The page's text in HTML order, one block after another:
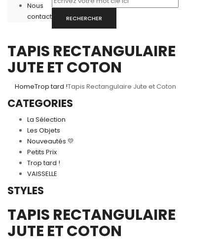
Nous
contacter
RECHERCHER
TAPIS RECTANGULAIRE
JUTE ET COTON
HomeTrop tard !Tapis Rectangulaire Jute et Coton
CATEGORIES
La Sélection
Les Objets
Nouveautés 💛
Petits Prix
Trop tard !
VAISSELLE
STYLES
TAPIS RECTANGULAIRE
JUTE ET COTON